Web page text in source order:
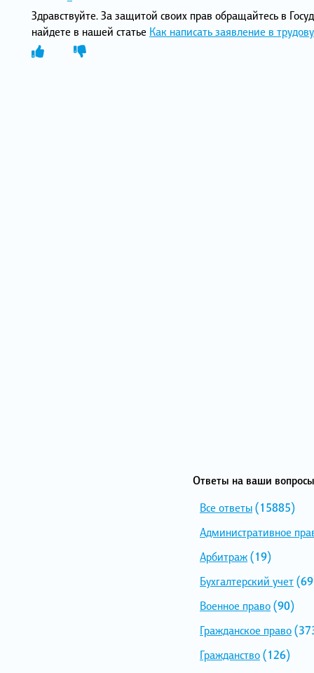
Здравствуйте. За защитой своих прав обращайтесь в
найдете в нашей статье Как написать заявление в
Ответы на ваши
Все ответы(15885)
Административное
Арбитраж(19)
Бухгалтерский учет
Военное право(90)
Гражданское право
Гражданство(126)